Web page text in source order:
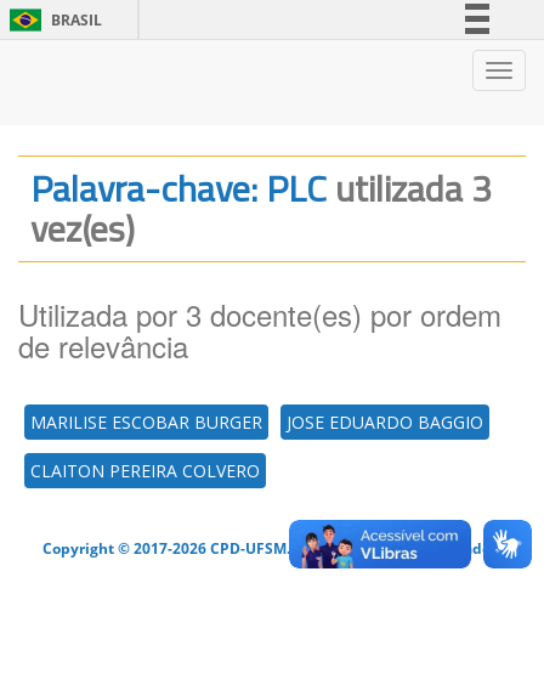
BRASIL
Legislação
Palavra-chave: PLCutilizada 3
vez(es)
Utilizada por 3 docente(es) por ordem
de relevância
MARILISE ESCOBAR BURGER JOSE EDUARDO BAGGIO
CLAITON PEREIRA COLVERO
Copyright © 2017-2026 CPD-UFSM. Todos os direitos reservados.